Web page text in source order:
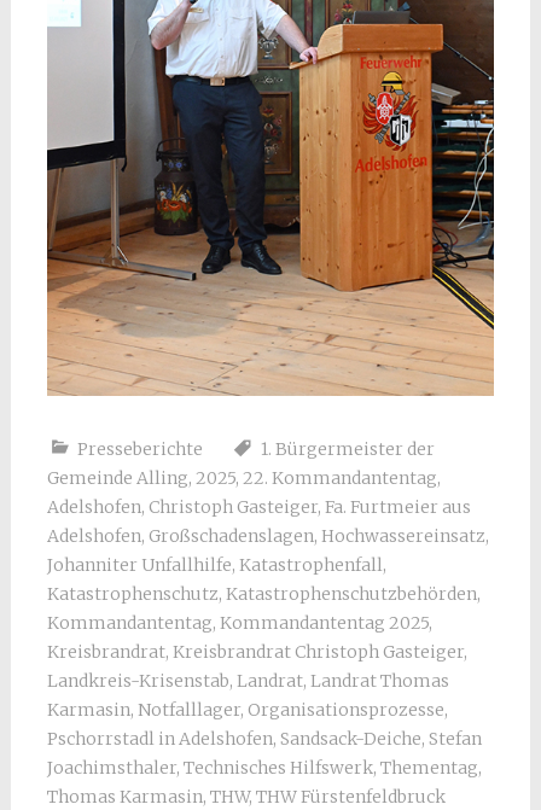
Presseberichte
1. Bürgermeister der
Gemeinde Alling, 2025, 22. Kommandantentag,
Adelshofen, Christoph Gasteiger, Fa. Furtmeier aus
Adelshofen, Großschadenslagen, Hochwassereinsatz,
Johanniter Unfallhilfe, Katastrophenfall,
Katastrophenschutz, Katastrophenschutzbehörden,
Kommandantentag, Kommandantentag 2025,
Kreisbrandrat, Kreisbrandrat Christoph Gasteiger,
Landkreis-Krisenstab, Landrat, Landrat Thomas
Karmasin, Notfalllager, Organisationsprozesse,
Pschorrstadl in Adelshofen, Sandsack-Deiche, Stefan
Joachimsthaler, Technisches Hilfswerk, Thementag,
Thomas Karmasin, THW, THW Fürstenfeldbruck